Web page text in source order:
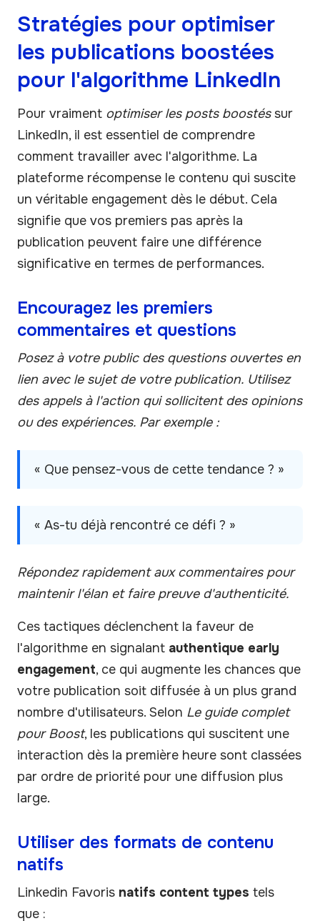
Stratégies pour optimiser
les publications boostées
pour l'algorithme LinkedIn
Pour vraiment optimiser les posts boostéssur
LinkedIn, il est essentiel de comprendre
comment travailler avec l'algorithme. La
plateforme récompense le contenu qui suscite
un véritable engagement dès le début. Cela
signifie que vos premiers pas après la
publication peuvent faire une différence
significative en termes de performances.
Encouragez les premiers
commentaires et questions
Posez à votre public des questions ouvertes en
lien avec le sujet de votre publication. Utilisez
des appels à l'action qui sollicitent des opinions
ou des expériences. Par exemple :
« Que pensez-vous de cette tendance ? »
« As-tu déjà rencontré ce défi ? »
Répondez rapidement aux commentaires pour
maintenir l'élan et faire preuve d'authenticité.
Ces tactiques déclenchent la faveur de
l'algorithme en signalant authentique early
engagement, ce qui augmente les chances que
votre publication soit diffusée à un plus grand
nombre d'utilisateurs. Selon Le guide complet
pour Boost, les publications qui suscitent une
interaction dès la première heure sont classées
par ordre de priorité pour une diffusion plus
large.
Utiliser des formats de contenu
natifs
Linkedin Favoris natifs content types tels
que :